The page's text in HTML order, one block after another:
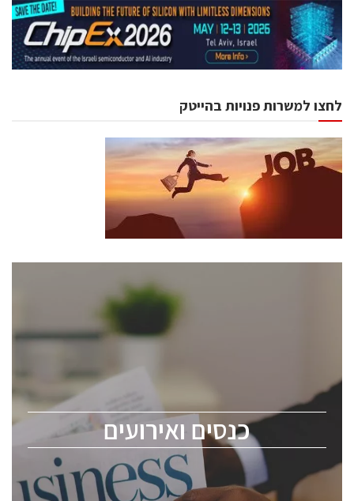
לחצו למשרות פנויות בהייטק
כנסים ואירועים
כנסים ואירועים
לכל העוסקים בתעשיית הסמיקונדקטור כולל מהנדסים,
ChipEx2026 will be held on May 12-13, 2026. The
conference is intended for everyone involved in the
semiconductor industry, including engineers,